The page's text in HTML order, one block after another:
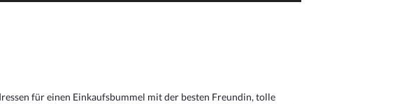
für einen Einkaufsbummel mit der besten Freundin, tolle